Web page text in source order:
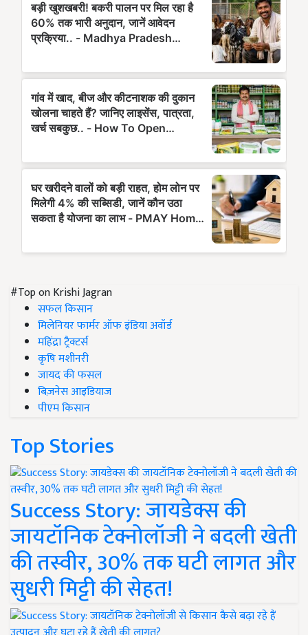
#Top on Krishi Jagran
सफल किसान
मिलेनियर फार्मर ऑफ इंडिया अवॉर्ड
महिंद्रा ट्रैक्टर्स
कृषि मशीनरी
जायद की फसल
बिज़नेस आइडियाज
पीएम किसान
Top Stories
Success Story: जायडेक्स की
जायटॉनिक टेक्नोलॉजी ने बदली खेती
की तस्वीर, 30% तक घटी लागत और
सुधरी मिट्टी की सेहत!